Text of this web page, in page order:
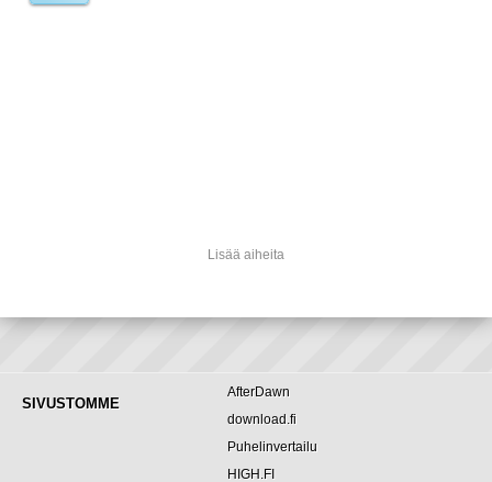
Lisää aiheita
SIVUSTOMME
AfterDawn
download.fi
Puhelinvertailu
HIGH.FI